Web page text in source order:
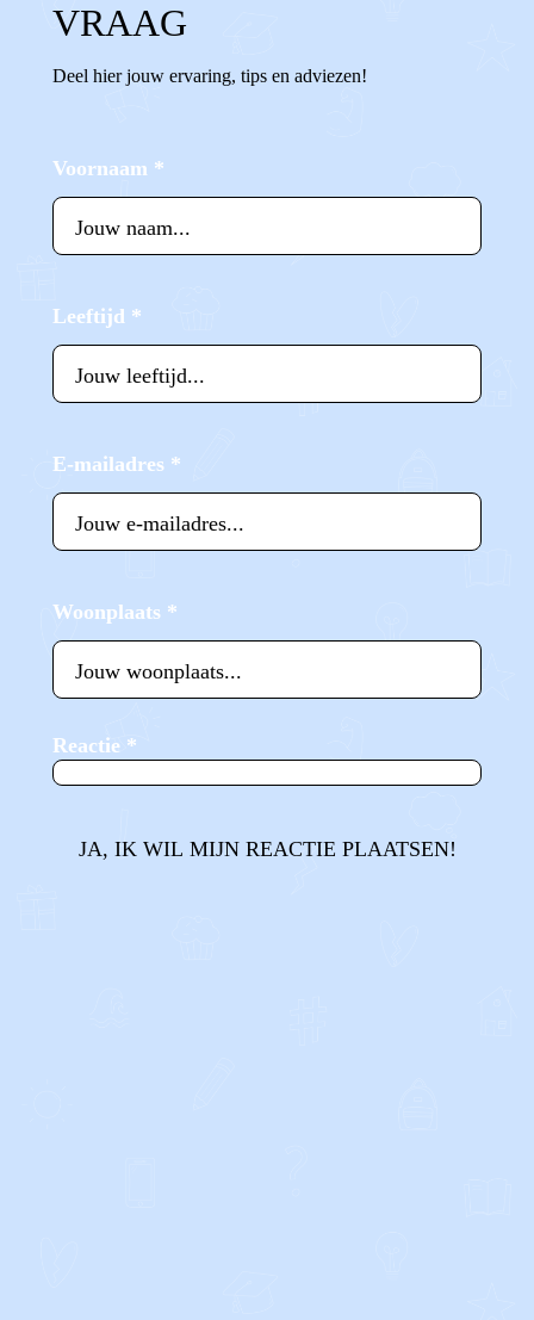
VRAAG
Deel hier jouw ervaring, tips en adviezen!
Voornaam *
Leeftijd *
E-mailadres *
Woonplaats *
Reactie *
JA, IK WIL MIJN REACTIE PLAATSEN!